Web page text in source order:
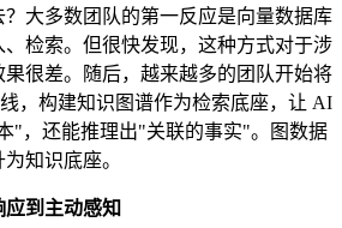
大多数团队的第一反应是向量数据库
检索。但很快发现，这种方式对于涉
很差。随后，越来越多的团队开始将
，构建知识图谱作为检索底座，让 AI
"，还能推理出"关联的事实"。图数据
知识底座。
到主动感知